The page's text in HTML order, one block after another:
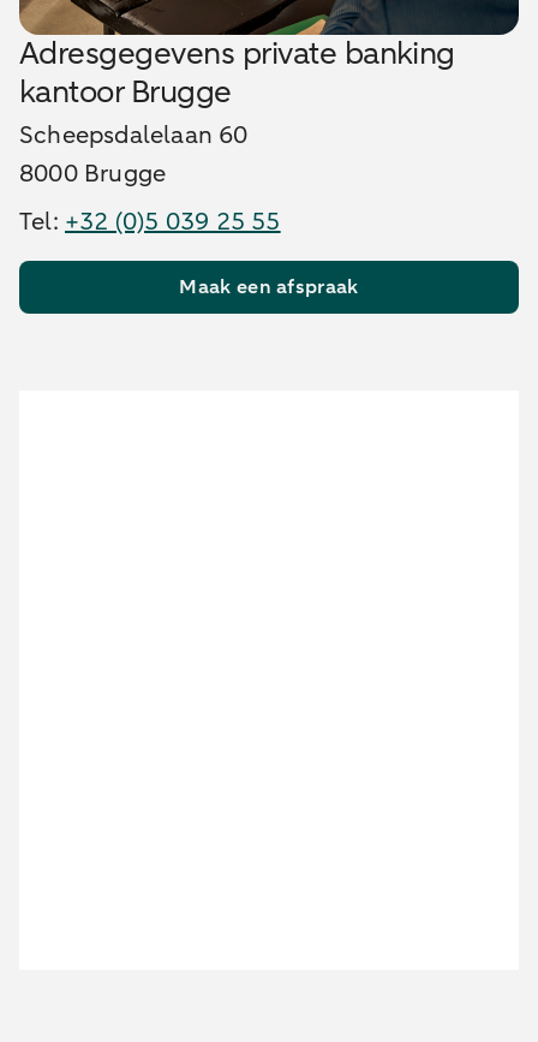
Adresgegevens private banking
kantoor Brugge
Scheepsdalelaan 60
8000 Brugge
Tel: +32 (0)5 039 25 55
Maak een afspraak